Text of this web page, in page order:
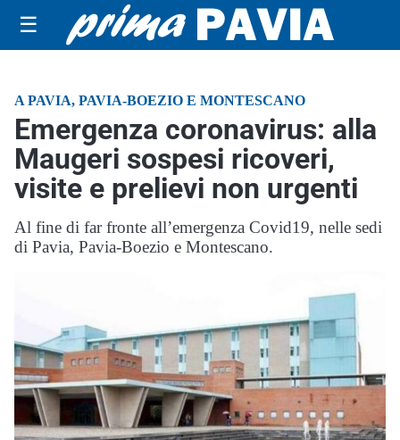
☰
A PAVIA, PAVIA-BOEZIO E MONTESCANO
Emergenza coronavirus: alla
Maugeri sospesi ricoveri,
visite e prelievi non urgenti
Al fine di far fronte all’emergenza Covid19, nelle sedi
di Pavia, Pavia-Boezio e Montescano.